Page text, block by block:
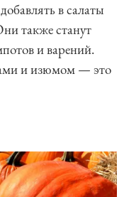
в салаты
также станут
и варений.
и изюмом — это